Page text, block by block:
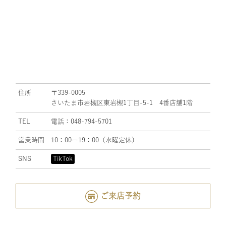
住所
〒339-0005
さいたま市岩槻区東岩槻1丁目-5-1 4番店舗1階
TEL 電話：048-794-5701
営業時間 10：00ー19：00（水曜定休）
SNS TikTok
ご来店予約